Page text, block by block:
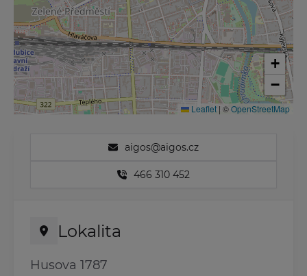
aigos@aigos.cz
466 310 452
Lokalita
Husova 1787
+
−
Leaflet | ©OpenStreetMap